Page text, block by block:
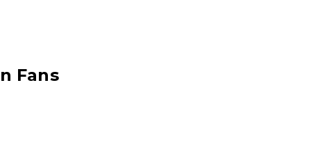
Fans